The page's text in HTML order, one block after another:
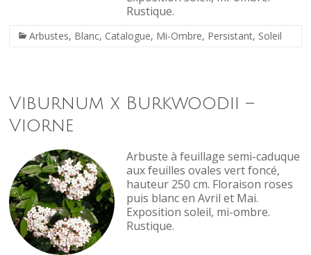
Rustique.
Arbustes, Blanc, Catalogue, Mi-Ombre, Persistant, Soleil
Viburnum x Burkwoodii –
Viorne
Arbuste à feuillage semi-caduque
aux feuilles ovales vert foncé,
hauteur 250 cm. Floraison roses
puis blanc en Avril et Mai.
Exposition soleil, mi-ombre.
Rustique.